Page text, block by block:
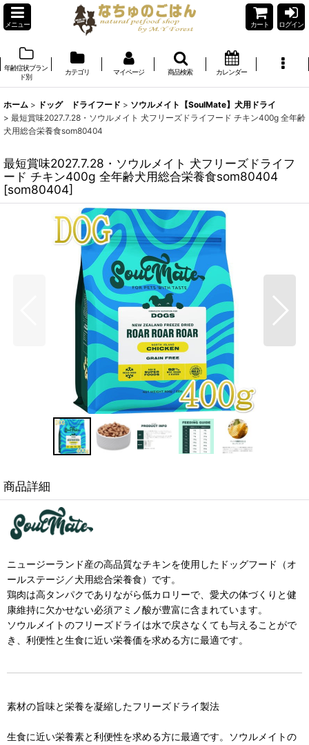
メニュー カート ログイン
年齢症状ブラン
ド別
カテゴリ マイページ 商品検索 カレンダー
ホーム > ドッグ ドライフード > ソウルメイト【SoulMate】犬用ドライ
> 最短賞味2027.7.28・ソウルメイト 犬フリーズドライフード チキン400g 全年齢
犬用総合栄養食som80404
最短賞味2027.7.28・ソウルメイト 犬フリーズドライフ
ード チキン400g 全年齢犬用総合栄養食som80404
[som80404]
商品詳細
ニュージーランド産の高品質なチキンを使用したドッグフード（オ
ールステージ／犬用総合栄養食）です。
鶏肉は高タンパクでありながら低カロリーで、愛犬の体づくりと健
康維持に欠かせない必須アミノ酸が豊富に含まれています。
ソウルメイトのフリーズドライは水で戻さなくても与えることがで
き、利便性と生食に近い栄養価を求める方に最適です。
素材の旨味と栄養を凝縮したフリーズドライ製法
生食に近い栄養素と利便性を求める方に最適です。ソウルメイトの